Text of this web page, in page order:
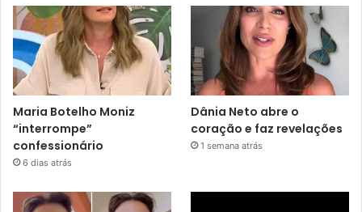
Maria Botelho Moniz
“interrompe”
confessionário
6 dias atrás
Dânia Neto abre o
coração e faz revelações
1 semana atrás